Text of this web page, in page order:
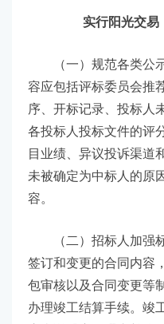
实行阳光交易
（一）规范各类公
容应包括评标委员会推
序、开标记录、投标人
各投标人投标文件的评
目业绩、异议投诉渠道
未被确定为中标人的原
容。
（二）招标人加强
签订和变更的合同内容
包审核以及合同变更等
办理竣工结算手续。竣